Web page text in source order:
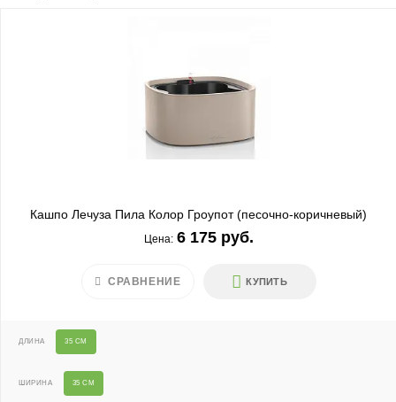
Кашпо Лечуза Пила Колор Гроупот (песочно-коричневый)
Цена: 6 175 руб.
КУПИТЬ
СРАВНЕНИЕ
ДЛИНА 35 СМ
ШИРИНА 35 СМ